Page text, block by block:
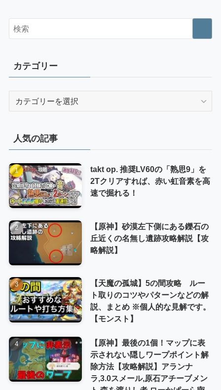
カテゴリー
ー
人気の記事
takt op. 推奨LV60の「熟思9」を
2Tクリアすれば、赤い虹音素を高
速で掘れる！
【原神】砂漠左下側にある鑠石の
丘近くの名無し遺跡攻略解説【攻
略解説】
【天魔の孤城】5の間攻略 ルー
ト取りのコツやパターンなどの解
説、まとめ ※個人的な見解です。
【モンスト】
【原神】最後の1個！マップに表
示されない隠しワープポイント解
除方法【攻略解説】アランナ
ラ,3.0スメール,原石アチーブメン